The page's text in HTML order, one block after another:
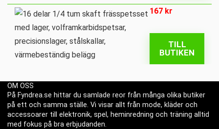
167 kr
TILL
BUTIKEN
OM OSS
På Fyndrea.se hittar du samlade reor från många olika butiker
på ett och samma ställe. Vi visar allt från mode, kläder och
accessoarer till elektronik, spel, heminredning och träning alltid
med fokus på bra erbjudanden.